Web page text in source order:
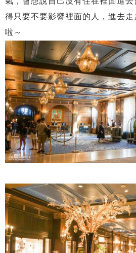
得只要不要影響裡面的人，進去
啦～